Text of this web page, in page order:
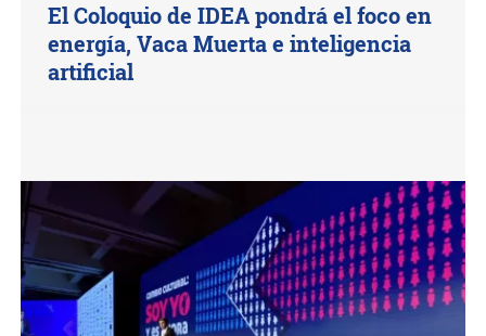
El Coloquio de IDEA pondrá el foco en
energía, Vaca Muerta e inteligencia
artificial